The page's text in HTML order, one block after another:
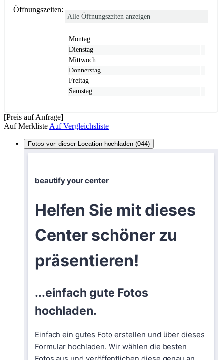
Öffnungszeiten:
Alle Öffnungszeiten anzeigen
Montag
Dienstag
Mittwoch
Donnerstag
Freitag
Samstag
[Preis auf Anfrage]
Auf Merkliste Auf Vergleichsliste
Fotos von dieser Location hochladen (044)